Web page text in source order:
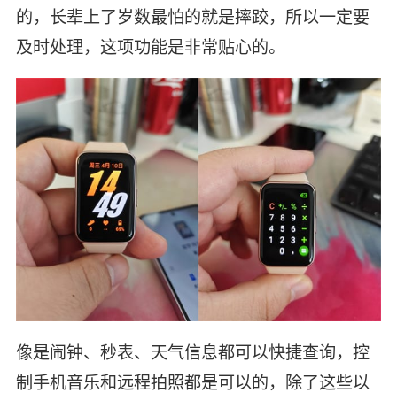
的，长辈上了岁数最怕的就是摔跤，所以一定要
及时处理，这项功能是非常贴心的。
像是闹钟、秒表、天气信息都可以快捷查询，控
制手机音乐和远程拍照都是可以的，除了这些以